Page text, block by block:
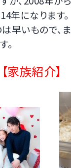
年になります。
早いもので、
。
【家族紹介】